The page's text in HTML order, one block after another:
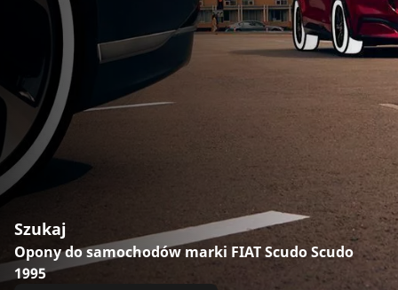
Szukaj
Opony do samochodów marki FIAT Scudo Scudo
1995